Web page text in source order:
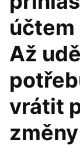
účtem
Až
vrátit